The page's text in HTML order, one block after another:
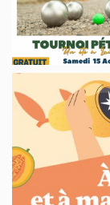
Lairoux
–
Tournoi
de
pétanque
voir
À
manger,
Rando